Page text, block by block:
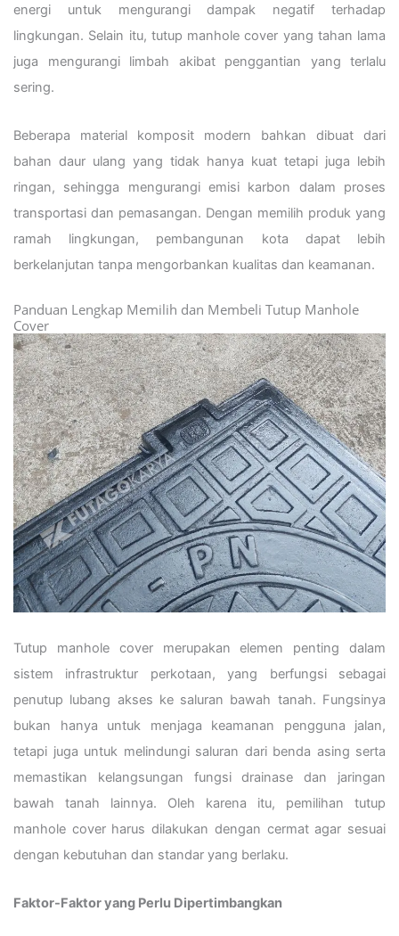
energi untuk mengurangi dampak negatif terhadap
lingkungan. Selain itu, tutup manhole cover yang tahan lama
juga mengurangi limbah akibat penggantian yang terlalu
sering.
Beberapa material komposit modern bahkan dibuat dari
bahan daur ulang yang tidak hanya kuat tetapi juga lebih
ringan, sehingga mengurangi emisi karbon dalam proses
transportasi dan pemasangan. Dengan memilih produk yang
ramah lingkungan, pembangunan kota dapat lebih
berkelanjutan tanpa mengorbankan kualitas dan keamanan.
Panduan Lengkap Memilih dan Membeli Tutup Manhole
Cover
Tutup manhole cover merupakan elemen penting dalam
sistem infrastruktur perkotaan, yang berfungsi sebagai
penutup lubang akses ke saluran bawah tanah. Fungsinya
bukan hanya untuk menjaga keamanan pengguna jalan,
tetapi juga untuk melindungi saluran dari benda asing serta
memastikan kelangsungan fungsi drainase dan jaringan
bawah tanah lainnya. Oleh karena itu, pemilihan tutup
manhole cover harus dilakukan dengan cermat agar sesuai
dengan kebutuhan dan standar yang berlaku.
Faktor-Faktor yang Perlu Dipertimbangkan